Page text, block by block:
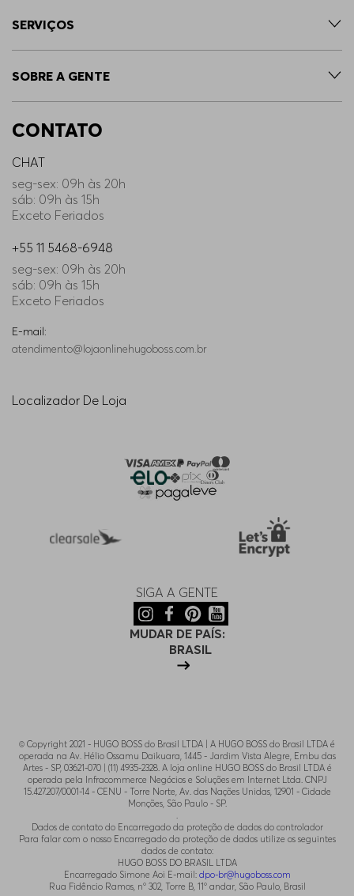
SERVIÇOS
SOBRE A GENTE
CONTATO
CHAT
seg-sex: 09h às 20h
sáb: 09h às 15h
Exceto Feriados
+55 11 5468-6948
seg-sex: 09h às 20h
sáb: 09h às 15h
Exceto Feriados
E-mail:
atendimento@lojaonlinehugoboss.com.br
Localizador De Loja
SIGA A GENTE
MUDAR DE PAÍS:
BRASIL
© Copyright 2021 - HUGO BOSS do Brasil LTDA | A HUGO BOSS do Brasil LTDA é
operada na Av. Hélio Ossamu Daikuara, 1445 - Jardim Vista Alegre, Embu das
Artes - SP, 03621-070 | (11) 4935-2328. A loja online HUGO BOSS do Brasil LTDA é
operada pela Infracommerce Negócios e Soluções em Internet Ltda. CNPJ
15.427.207/0001-14 - CENU - Torre Norte, Av. das Nações Unidas, 12901 - Cidade
Monções, São Paulo - SP.
.
Dados de contato do Encarregado da proteção de dados do controlador
Para falar com o nosso Encarregado da proteção de dados utilize os seguintes
dados de contato:
HUGO BOSS DO BRASIL LTDA
Encarregado Simone Aoi E-mail: dpo-br@hugoboss.com
Rua Fidêncio Ramos, n° 302, Torre B, 11° andar, São Paulo, Brasil